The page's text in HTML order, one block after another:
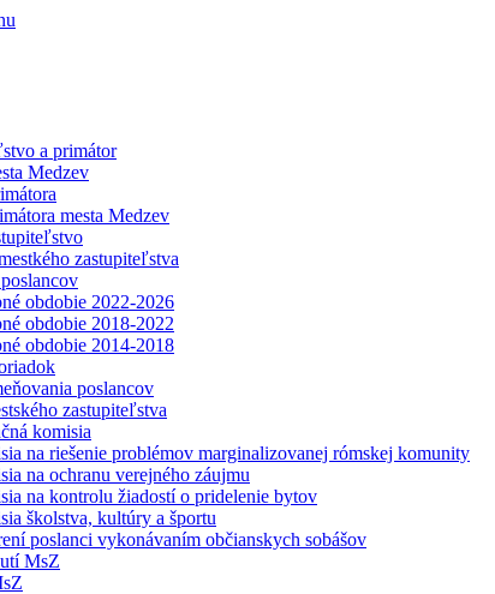
a primátor
Medzev
mesta Medzev
zastupiteľstva
obdobie 2022-2026
obdobie 2018-2022
obdobie 2014-2018
poslancov
zastupiteľstva
komisia
na riešenie problémov marginalizovanej rómskej komunity
na ochranu verejného záujmu
na kontrolu žiadostí o pridelenie bytov
školstva, kultúry a športu
poslanci vykonávaním občianskych sobášov
MsZ